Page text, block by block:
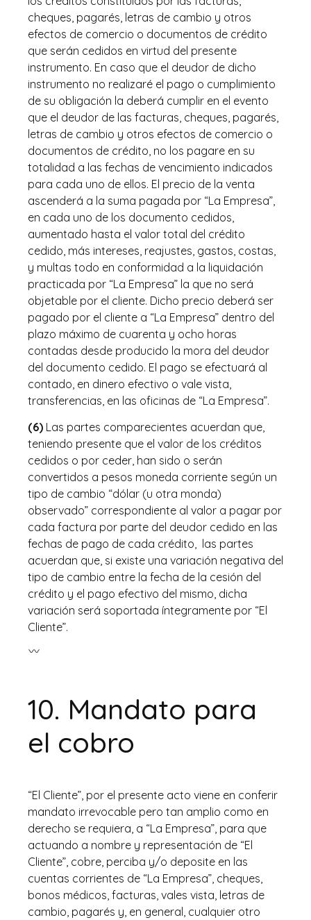
cheques, pagarés, letras de cambio y otros
efectos de comercio o documentos de crédito
que serán cedidos en virtud del presente
instrumento. En caso que el deudor de dicho
instrumento no realizaré el pago o cumplimiento
de su obligación la deberá cumplir en el evento
que el deudor de las facturas, cheques, pagarés,
letras de cambio y otros efectos de comercio o
documentos de crédito, no los pagare en su
totalidad a las fechas de vencimiento indicados
para cada uno de ellos. El precio de la venta
ascenderá a la suma pagada por “La Empresa”,
en cada uno de los documento cedidos,
aumentado hasta el valor total del crédito
cedido, más intereses, reajustes, gastos, costas,
y multas todo en conformidad a la liquidación
practicada por “La Empresa” la que no será
objetable por el cliente. Dicho precio deberá ser
pagado por el cliente a “La Empresa” dentro del
plazo máximo de cuarenta y ocho horas
contadas desde producido la mora del deudor
del documento cedido. El pago se efectuará al
contado, en dinero efectivo o vale vista,
transferencias, en las oficinas de “La Empresa”.
(6) Las partes comparecientes acuerdan que,
teniendo presente que el valor de los créditos
cedidos o por ceder, han sido o serán
convertidos a pesos moneda corriente según un
tipo de cambio “dólar (u otra monda)
observado” correspondiente al valor a pagar por
cada factura por parte del deudor cedido en las
fechas de pago de cada crédito, las partes
acuerdan que, si existe una variación negativa del
tipo de cambio entre la fecha de la cesión del
crédito y el pago efectivo del mismo, dicha
variación será soportada íntegramente por “El
Cliente”.
10. Mandato para
el cobro
“El Cliente”, por el presente acto viene en conferir
mandato irrevocable pero tan amplio como en
derecho se requiera, a “La Empresa”, para que
actuando a nombre y representación de “El
Cliente”, cobre, perciba y/o deposite en las
cuentas corrientes de “La Empresa”, cheques,
bonos médicos, facturas, vales vista, letras de
cambio, pagarés y, en general, cualquier otro